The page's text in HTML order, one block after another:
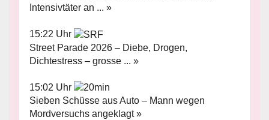
Intensivtäter an ... »
15:22 Uhr
Street Parade 2026 – Diebe, Drogen,
Dichtestress – grosse ... »
15:02 Uhr
Sieben Schüsse aus Auto – Mann wegen
Mordversuchs angeklagt »